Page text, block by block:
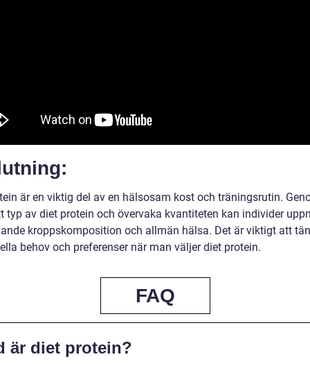
är en viktig del av en hälsosam kost och träningsrutin.
typ av diet protein och övervaka kvantiteten kan individer
kroppskomposition och allmän hälsa. Det är viktigt att
behov och preferenser när man väljer diet protein.
FAQ
är diet protein?